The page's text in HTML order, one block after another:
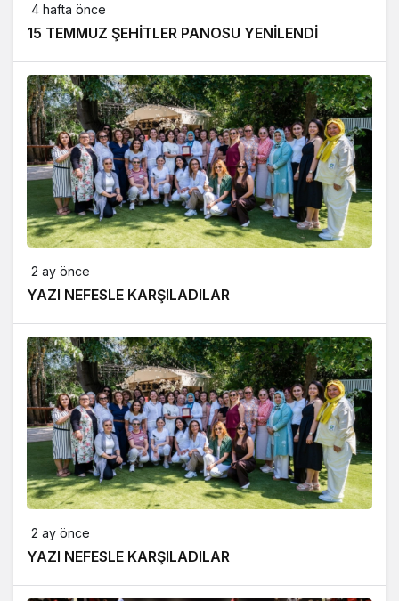
4 hafta önce
15 TEMMUZ ŞEHİTLER PANOSU YENİLENDİ
2 ay önce
YAZI NEFESLE KARŞILADILAR
2 ay önce
YAZI NEFESLE KARŞILADILAR